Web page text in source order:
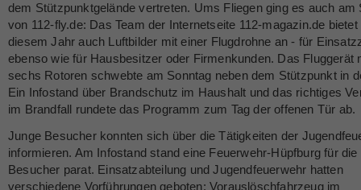
dem Stützpunktgelände vertreten. Ums Fliegen ging es auch am
von 112-fly.de: Das Team der Internetseite 112-magazin.de bietet
diesem Jahr auch Luftbilder mit einer Flugdrohne an - für
ebenso wie für Hausbesitzer oder Firmenkunden. Das Fluggerät
sechs Rotoren schwebte am Sonntag neben dem Stützpunkt in
Ein Infostand über Brandschutz im Haushalt und das richtiges
im Brandfall rundete das Programm zum Tag der offenen Tür ab.
Junge Besucher konnten sich über die Tätigkeiten der
informieren. Am Infostand stand eine Feuerwehr-Hüpfburg für die
Besucher parat. Einsatzabteilung und Jugendfeuerwehr hatten
verschiedene Vorführungen geboten: Vorauslöschfahrzeug im